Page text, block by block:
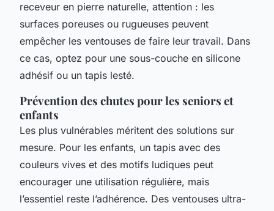
receveur en pierre naturelle, attention : les
surfaces poreuses ou rugueuses peuvent
empêcher les ventouses de faire leur travail. Dans
ce cas, optez pour une sous-couche en silicone
adhésif ou un tapis lesté.
Prévention des chutes pour les seniors et
enfants
Les plus vulnérables méritent des solutions sur
mesure. Pour les enfants, un tapis avec des
couleurs vives et des motifs ludiques peut
encourager une utilisation régulière, mais
l’essentiel reste l’adhérence. Des ventouses ultra-